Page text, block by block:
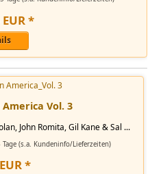
EUR*
Vol. 3
John Romita, Gil Kane & Sal ...
Tage (s.a. Kundeninfo/Lieferzeiten)
EUR*